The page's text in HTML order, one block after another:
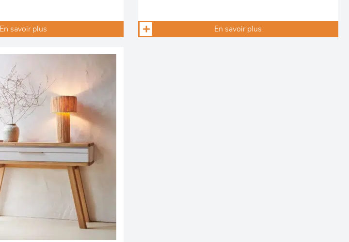
En savoir plus En savoir plus